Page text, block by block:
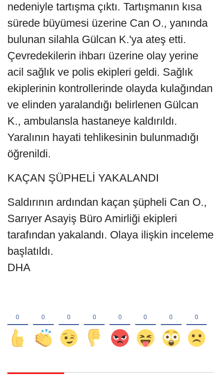
nedeniyle tartışma çıktı. Tartışmanın kısa
sürede büyümesi üzerine Can O., yanında
bulunan silahla Gülcan K.'ya ateş etti.
Çevredekilerin ihbarı üzerine olay yerine
acil sağlık ve polis ekipleri geldi. Sağlık
ekiplerinin kontrollerinde olayda kulağından
ve elinden yaralandığı belirlenen Gülcan
K., ambulansla hastaneye kaldırıldı.
Yaralının hayati tehlikesinin bulunmadığı
öğrenildi.
KAÇAN ŞÜPHELİ YAKALANDI
Saldırının ardından kaçan şüpheli Can O.,
Sarıyer Asayiş Büro Amirliği ekipleri
tarafından yakalandı. Olaya ilişkin inceleme
başlatıldı.
DHA